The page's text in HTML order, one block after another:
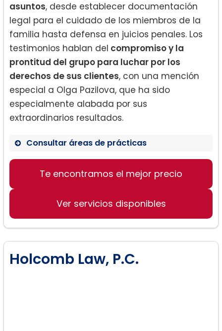
asuntos, desde establecer documentación
legal para el cuidado de los miembros de la
familia hasta defensa en juicios penales. Los
testimonios hablan del compromiso y la
prontitud del grupo para luchar por los
derechos de sus clientes, con una mención
especial a Olga Pazilova, que ha sido
especialmente alabada por sus
extraordinarios resultados.
Consultar áreas de prácticas
Derecho de familia
Creación de documentación legal
Te encontramos el mejor precio
Ver servicios disponibles
Holcomb Law, P.C.